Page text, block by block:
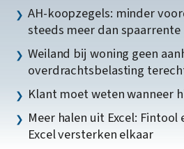
AH-koopzegels: minder
steeds meer dan spaarrente
Weiland bij woning geen
overdrachtsbelasting
Klant moet weten wanneer
Meer halen uit Excel:
Excel versterken elkaar